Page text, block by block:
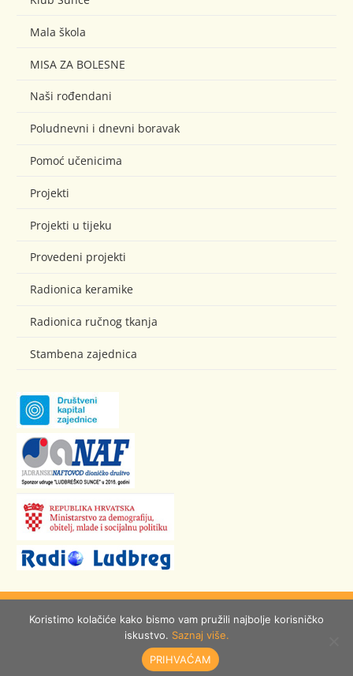
Mala škola
MISA ZA BOLESNE
Naši rođendani
Poludnevni i dnevni boravak
Pomoć učenicima
Projekti
Projekti u tijeku
Provedeni projekti
Radionica keramike
Radionica ručnog tkanja
Stambena zajednica
© Ludbreško Sunce
izrada:Burza ideja
Koristimo kolačiće kako bismo vam pružili najbolje korisničko
iskustvo. Saznaj više.
PRIHVAĆAM